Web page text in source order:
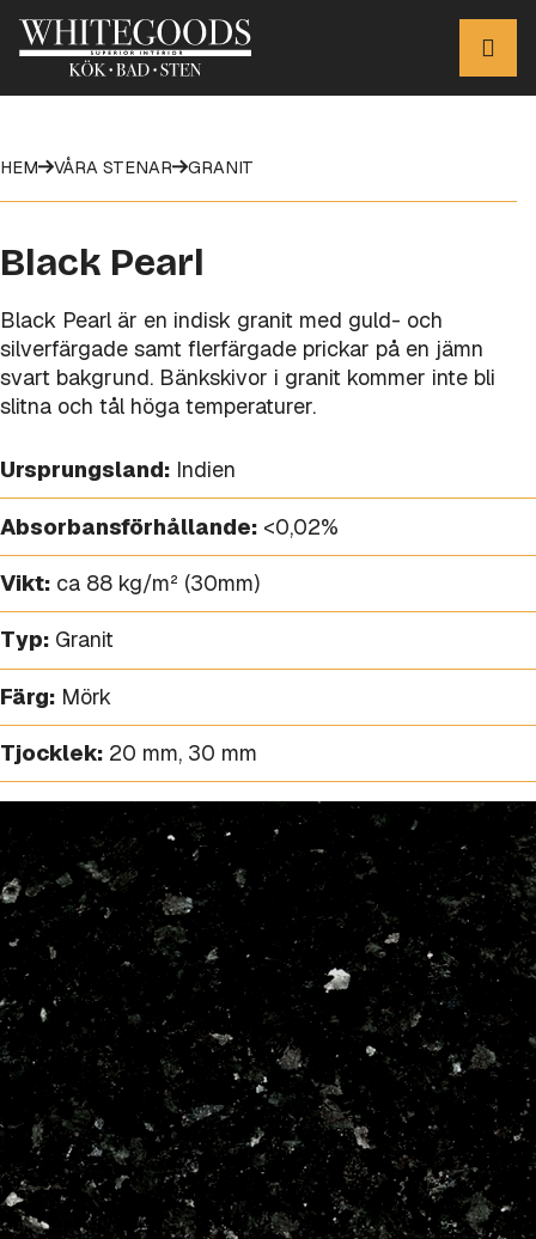
HEM VÅRA STENAR GRANIT
Black Pearl
Black Pearl är en indisk granit med guld- och
silverfärgade samt flerfärgade prickar på en jämn
svart bakgrund. Bänkskivor i granit kommer inte bli
slitna och tål höga temperaturer.
Ursprungsland: Indien
Absorbansförhållande: <0,02%
Vikt: ca 88 kg/m² (30mm)
Typ: Granit
Färg: Mörk
Tjocklek: 20 mm, 30 mm